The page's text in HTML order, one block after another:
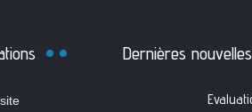
Dernières nouvelles